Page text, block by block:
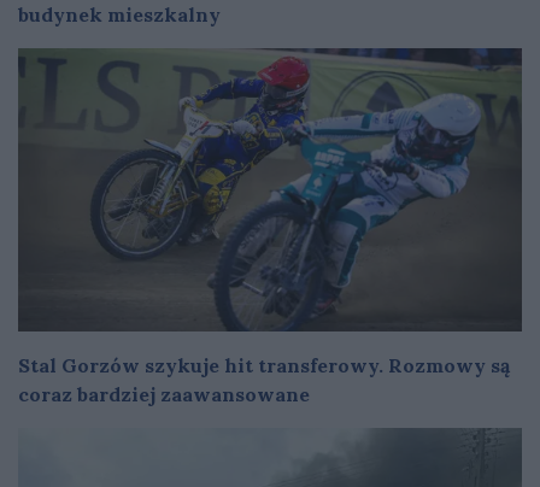
budynek mieszkalny
Stal Gorzów szykuje hit transferowy. Rozmowy są
coraz bardziej zaawansowane